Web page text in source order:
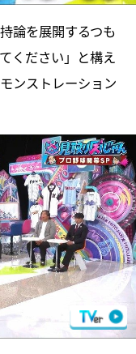
論を展開するつも
ください」と構え
ンストレーション